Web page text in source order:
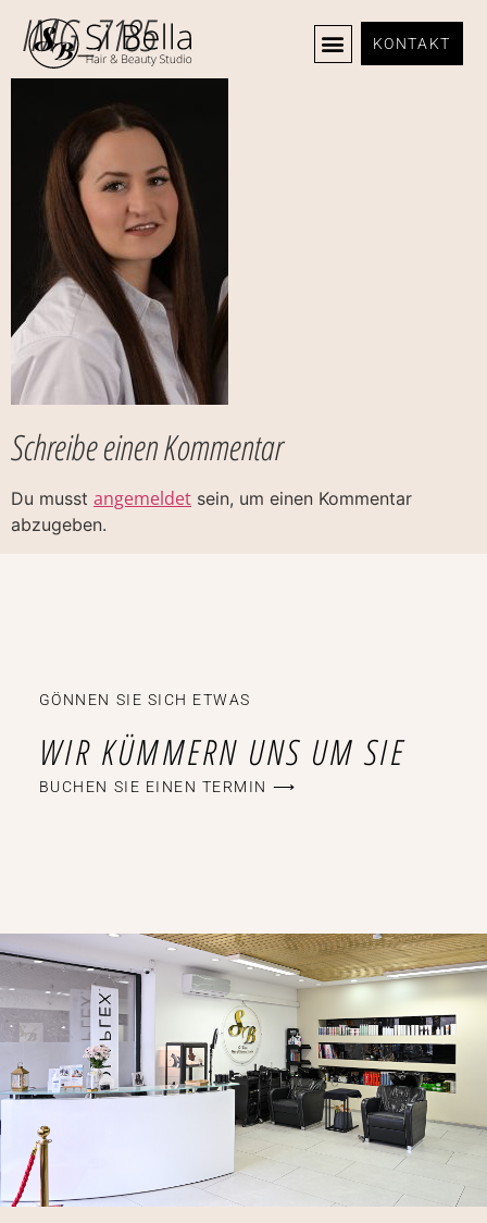
KONTAKT
IMG_7185
Schreibe einen Kommentar
Du musst angemeldet sein, um einen Kommentar
abzugeben.
GÖNNEN SIE SICH ETWAS
WIR KÜMMERN UNS UM SIE
BUCHEN SIE EINEN TERMIN ⟶